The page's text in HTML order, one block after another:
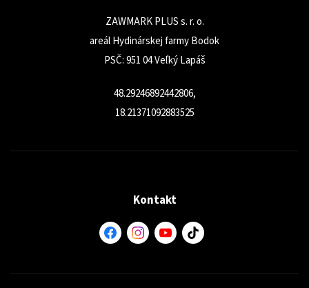
ZAWMARK PLUS s. r. o.
areál Hydinárskej farmy Bodok
PSČ: 951 04 Veľký Lapáš
48.29246892442806,
18.21371092883525
Kontakt